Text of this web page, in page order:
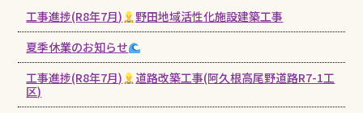
工事進捗(R8年7月)
野田地域活性化施設建築工事
夏季休業のお知らせ
工事進捗(R8年7月)
道路改築工事(阿久根高尾野道路R7-1工
区)